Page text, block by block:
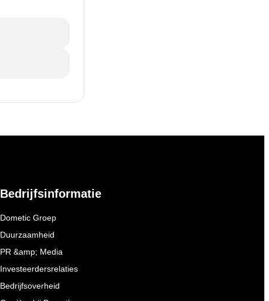
Bedrijfsinformatie
Dometic Groep
Duurzaamheid
PR &amp; Media
Investeerdersrelaties
Bedrijfsoverheid